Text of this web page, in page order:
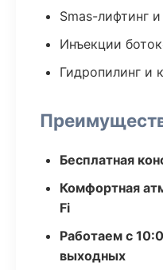
Smas-лифтинг
Инъекции
Гидропилинг и
Бесплатная
Комфортная
Fi
Работаем с
выходных